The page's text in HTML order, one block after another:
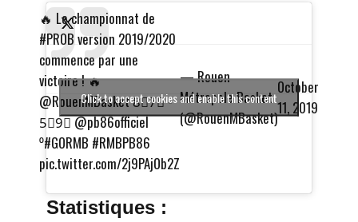
🔥 Le championnat de
#PROB version 2019/2020
commence par une
victoire ! 🔥
@RouenMBasket8⃣7⃣ -
5⃣9⃣@pb86officiel
⁰#GORMB #RMBPB86
pic.twitter.com/2j9PAjOb2Z
— Rouen
Métropole Basket
(@RouenMBasket)
October
11, 2019
Click to accept cookies and enable this content
Statistiques :